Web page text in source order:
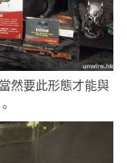
然要此形態才能與